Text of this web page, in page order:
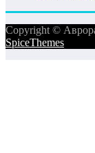
Copyright ©
SpiceThemes